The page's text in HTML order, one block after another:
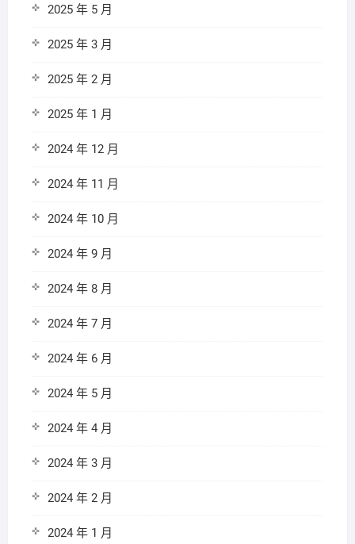
2025 年 5 月
2025 年 3 月
2025 年 2 月
2025 年 1 月
2024 年 12 月
2024 年 11 月
2024 年 10 月
2024 年 9 月
2024 年 8 月
2024 年 7 月
2024 年 6 月
2024 年 5 月
2024 年 4 月
2024 年 3 月
2024 年 2 月
2024 年 1 月